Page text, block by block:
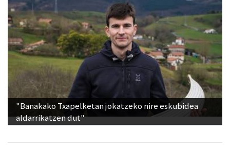
"Banakako Txapelketan jokatzeko nire eskubidea
aldarrikatzen dut"